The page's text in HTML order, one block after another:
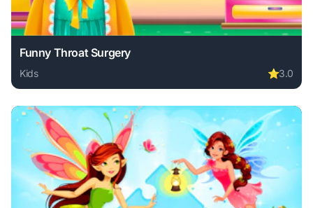
Funny Throat Surgery
Kids ⭐3.0
Play Funny Throat Surgery online free. kids game, no